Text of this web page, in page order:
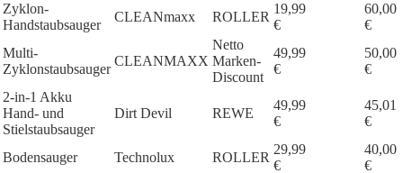
Zyklon-
Handstaubsauger
CLEANmaxx ROLLER
19,99
€
60,00
€
Multi-
Zyklonstaubsauger
CLEANMAXX
Netto
Marken-
Discount
49,99
€
50,00
€
2-in-1 Akku
Hand- und
Stielstaubsauger
Dirt Devil REWE
49,99
€
45,01
€
Bodensauger Technolux ROLLER
29,99
€
40,00
€